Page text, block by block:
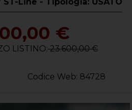
Codice Web: 84728
ST-Line - Tipologia: USATO
€
LISTINO:23.600,00 €